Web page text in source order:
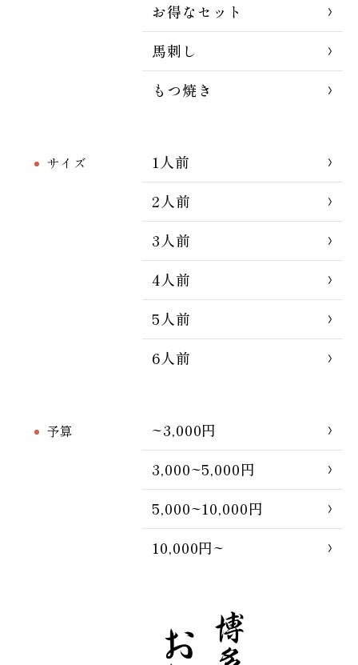
お得なセット
馬刺し
もつ焼き
サイズ
1人前
2人前
3人前
4人前
5人前
6人前
予算
~3,000円
3,000~5,000円
5,000~10,000円
10,000円~